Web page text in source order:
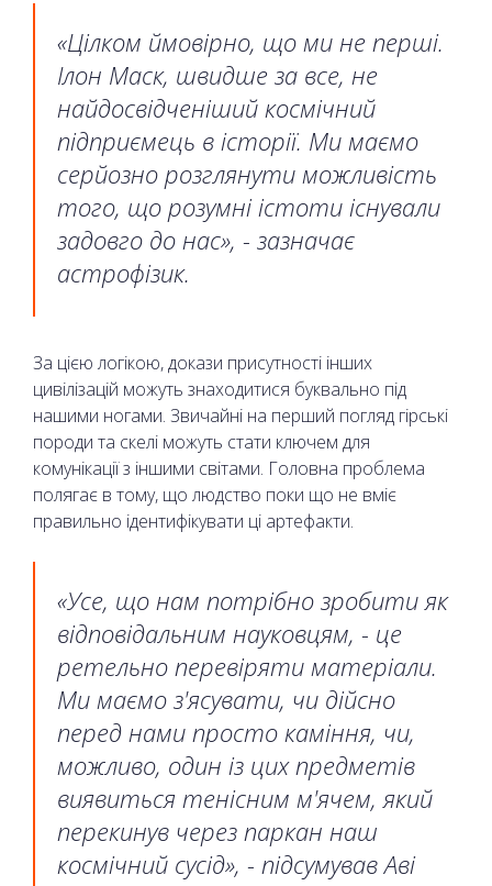
«Цілком ймовірно, що ми не перші.
Ілон Маск, швидше за все, не
найдосвідченіший космічний
підприємець в історії. Ми маємо
серйозно розглянути можливість
того, що розумні істоти існували
задовго до нас», - зазначає
астрофізик.
За цією логікою, докази присутності інших
цивілізацій можуть знаходитися буквально під
нашими ногами. Звичайні на перший погляд гірські
породи та скелі можуть стати ключем для
комунікації з іншими світами. Головна проблема
полягає в тому, що людство поки що не вміє
правильно ідентифікувати ці артефакти.
«Усе, що нам потрібно зробити як
відповідальним науковцям, - це
ретельно перевіряти матеріали.
Ми маємо з'ясувати, чи дійсно
перед нами просто каміння, чи,
можливо, один із цих предметів
виявиться тенісним м'ячем, який
перекинув через паркан наш
космічний сусід», - підсумував Аві